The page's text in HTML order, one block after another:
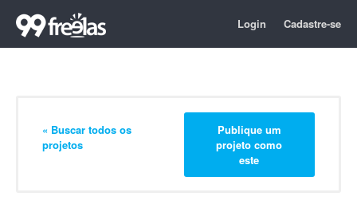
Login Cadastre-se
« Buscar todos os
projetos
Publique um
projeto como
este